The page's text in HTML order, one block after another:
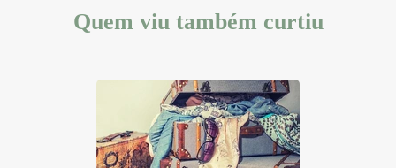
Quem viu também curtiu